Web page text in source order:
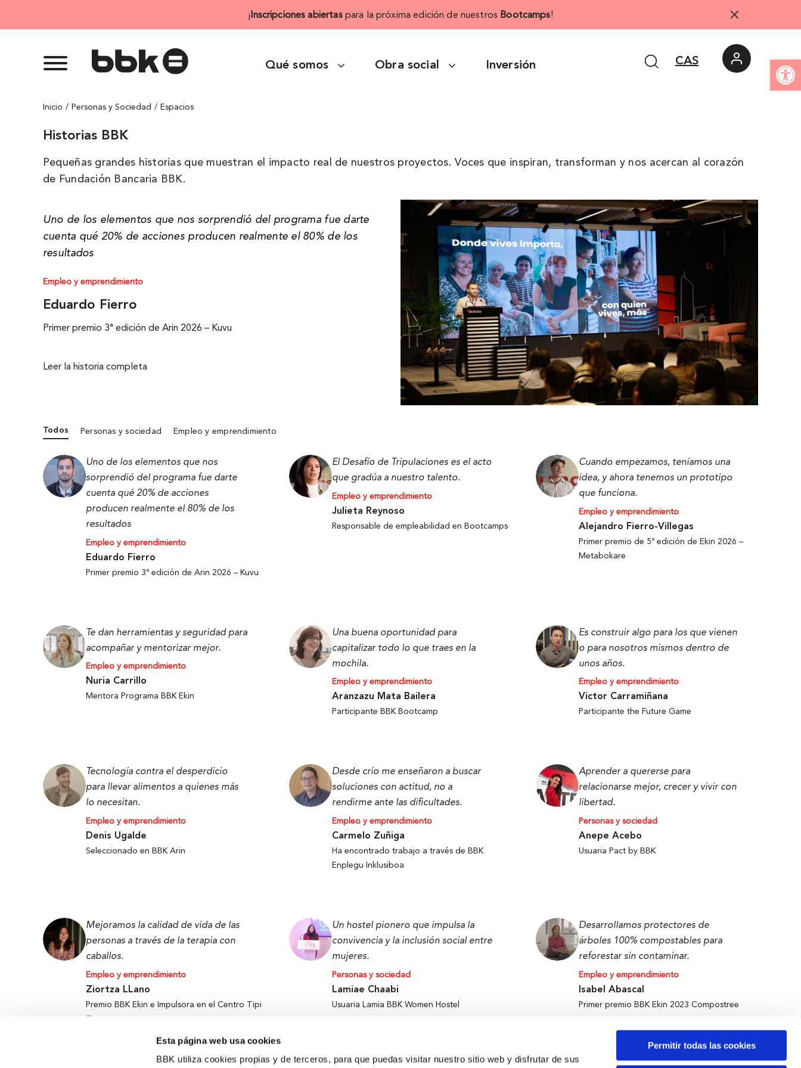
Abrir
Esta página web usa cookies
BBK utiliza cookies propias y de terceros, para que puedas visitar nuestro sitio web y disfrutar de sus
Permitir todas las cookies
¡ Inscripciones abiertaspara la próxima edición de nuestros Bootcamps! ×
Qué somos Obra social Inversión CAS
Inicio Personas y Sociedad Espacios
Historias BBK
Pequeñas grandes historias que muestran el impacto real de nuestros proyectos. Voces que inspiran, transforman y nos acercan al corazón
de Fundación Bancaria BBK.
Uno de los elementos que nos sorprendió del programa fue darte
cuenta qué 20% de acciones producen realmente el 80% de los
resultados
Empleo y emprendimiento
Eduardo Fierro
Primer premio 3ª edición de Arin 2026 – Kuvu
Leer la historia completa
Todos Personas y sociedad Empleo y emprendimiento
Uno de los elementos que nos
sorprendió del programa fue darte
cuenta qué 20% de acciones
producen realmente el 80% de los
resultados
Empleo y emprendimiento
Eduardo Fierro
Primer premio 3ª edición de Arin 2026 – Kuvu
El Desafío de Tripulaciones es el acto
que gradúa a nuestro talento.
Empleo y emprendimiento
Julieta Reynoso
Responsable de empleabilidad en Bootcamps
Cuando empezamos, teníamos una
idea, y ahora tenemos un prototipo
que funciona.
Empleo y emprendimiento
Alejandro Fierro-Villegas
Primer premio de 5ª edición de Ekin 2026 –
Metabokare
Te dan herramientas y seguridad para
acompañar y mentorizar mejor.
Empleo y emprendimiento
Nuria Carrillo
Mentora Programa BBK Ekin
Una buena oportunidad para
capitalizar todo lo que traes en la
mochila.
Empleo y emprendimiento
Aranzazu Mata Bailera
Participante BBK Bootcamp
Es construir algo para los que vienen
o para nosotros mismos dentro de
unos años.
Empleo y emprendimiento
Victor Carramiñana
Participante the Future Game
Tecnología contra el desperdicio
para llevar alimentos a quienes más
lo necesitan.
Empleo y emprendimiento
Denis Ugalde
Seleccionado en BBK Arin
Desde crío me enseñaron a buscar
soluciones con actitud, no a
rendirme ante las dificultades.
Empleo y emprendimiento
Carmelo Zuñiga
Ha encontrado trabajo a través de BBK
Enplegu Inklusiboa
Aprender a quererse para
relacionarse mejor, crecer y vivir con
libertad.
Personas y sociedad
Anepe Acebo
Usuaria Pact by BBK
Mejoramos la calidad de vida de las
personas a través de la terapia con
caballos.
Empleo y emprendimiento
Ziortza LLano
Premio BBK Ekin e Impulsora en el Centro Tipi
Tapa
Un hostel pionero que impulsa la
convivencia y la inclusión social entre
mujeres.
Personas y sociedad
Lamiae Chaabi
Usuaria Lamia BBK Women Hostel
Desarrollamos protectores de
árboles 100% compostables para
reforestar sin contaminar.
Empleo y emprendimiento
Isabel Abascal
Primer premio BBK Ekin 2023 Compostree